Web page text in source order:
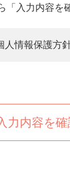
入力内容を
人情報保護方
力内容を